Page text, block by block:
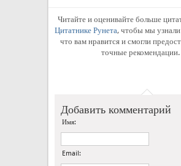
Читайте и оценивайте больше
Цитатнике Рунета, чтобы мы
что вам нравится и смогли
точные рекомендации.
Добавить комментарий
Имя:
Email: